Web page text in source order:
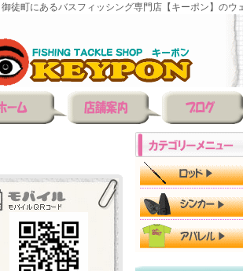
徒町にあるバスフィッシング専門店【キーポン】のウ